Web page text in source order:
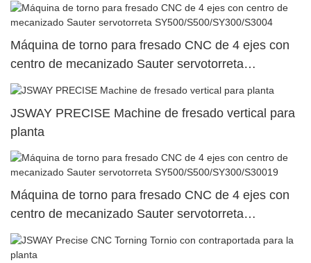
Máquina de torno para fresado CNC de 4 ejes con
centro de mecanizado Sauter servotorreta
SY500/S500/SY300/S3004
JSWAY PRECISE Machine de fresado vertical para
planta
Máquina de torno para fresado CNC de 4 ejes con
centro de mecanizado Sauter servotorreta
SY500/S500/SY300/S30019